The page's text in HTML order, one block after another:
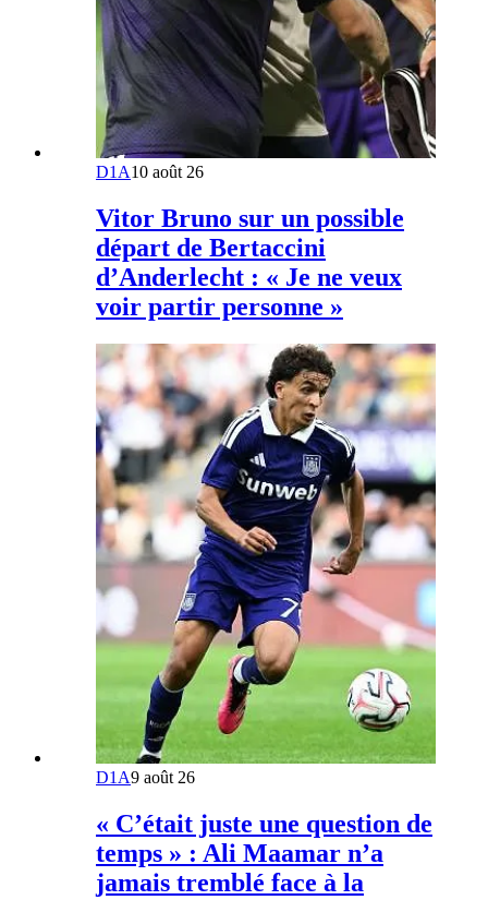
D1A10 août 26
Vitor Bruno sur un possible
départ de Bertaccini
d’Anderlecht : « Je ne veux
voir partir personne »
D1A9 août 26
« C’était juste une question de
temps » : Ali Maamar n’a
jamais tremblé face à la